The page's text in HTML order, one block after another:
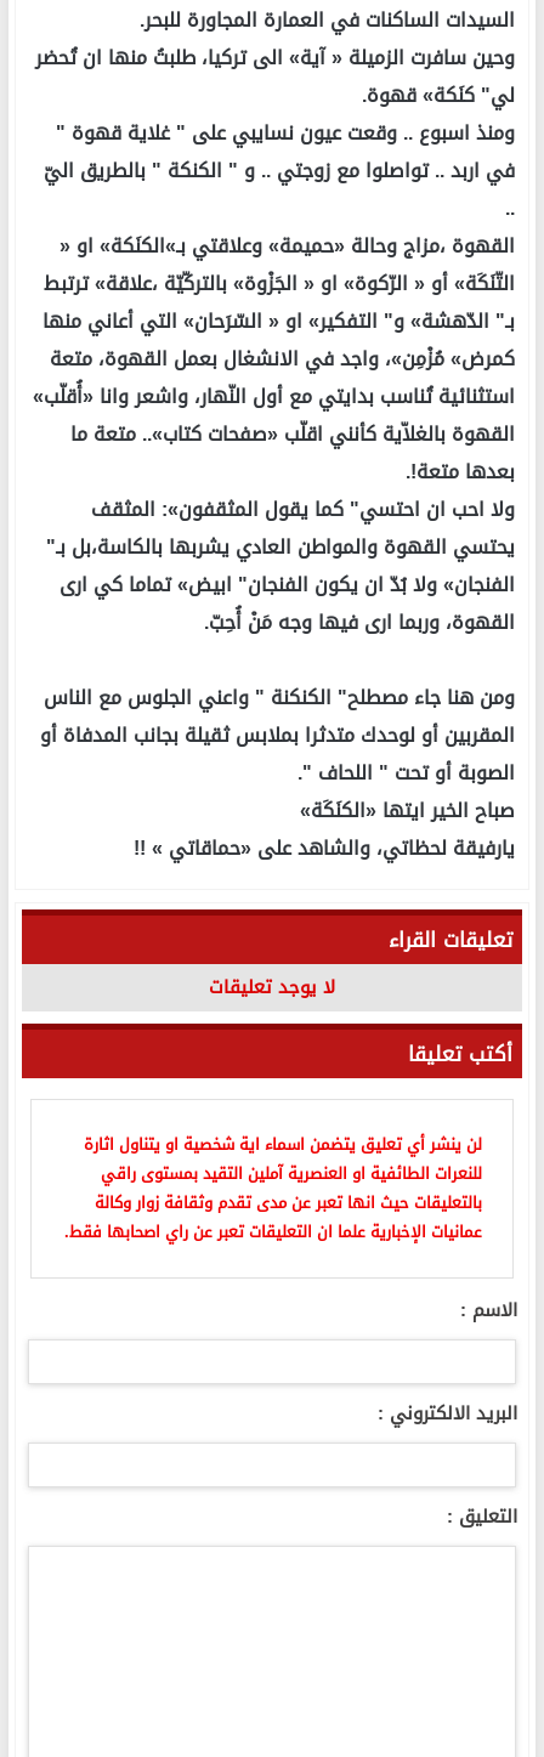
السيدات الساكنات في العمارة المجاورة للبحر.
وحين سافرت الزميلة « آية» الى تركيا، طلبتُ منها ان تُحضر
لي" كنَكة» قهوة.
ومنذ اسبوع .. وقعت عيون نسايبي على " غلاية قهوة "
في اربد .. تواصلوا مع زوجتي .. و " الكنكة " بالطريق اليّ
..
القهوة ،مزاج وحالة «حميمة» وعلاقتي بـ»الكنَكة» او «
التّنَكَة» أو « الرّكوة» او « الجَزْوة» بالتركّيّة ،علاقة» ترتبط
بـ" الدّهشة» و" التفكير» او « السّرَحان» التي أعاني منها
كمرض» مُزْمِن»، واجد في الانشغال بعمل القهوة، متعة
استثنائية تُناسب بدايتي مع أول النّهار، واشعر وانا «أُقلّب»
القهوة بالغلاّية كأنني اقلّب «صفحات كتاب».. متعة ما
بعدها متعة!.
ولا احب ان احتسي" كما يقول المثقفون»: المثقف
يحتسي القهوة والمواطن العادي يشربها بالكاسة،بل بـ"
الفنجان» ولا بُدّ ان يكون الفنجان" ابيض» تماما كي ارى
القهوة، وربما ارى فيها وجه مَنْ أُحِبّ.
ومن هنا جاء مصطلح" الكنكنة " واعني الجلوس مع الناس
المقربين أو لوحدك متدثرا بملابس ثقيلة بجانب المدفاة أو
الصوبة أو تحت " اللحاف ".
صباح الخير ايتها «الكنَكَة»
يارفيقة لحظاتي، والشاهد على «حماقاتي » !!
تعليقات القراء
لا يوجد تعليقات
أكتب تعليقا
لن ينشر أي تعليق يتضمن اسماء اية شخصية او يتناول اثارة
للنعرات الطائفية او العنصرية آملين التقيد بمستوى راقي
بالتعليقات حيث انها تعبر عن مدى تقدم وثقافة زوار وكالة
عمانيات الإخبارية علما ان التعليقات تعبر عن راي اصحابها فقط.
الاسم :
البريد الالكتروني :
التعليق :